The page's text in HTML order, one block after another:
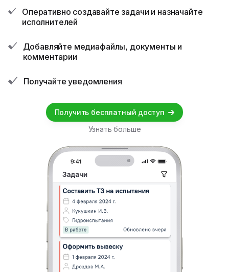
Оперативно создавайте задачи и назначайте
исполнителей
Добавляйте медиафайлы, документы и
комментарии
Получайте уведомления
Получить бесплатный доступ
Узнать больше